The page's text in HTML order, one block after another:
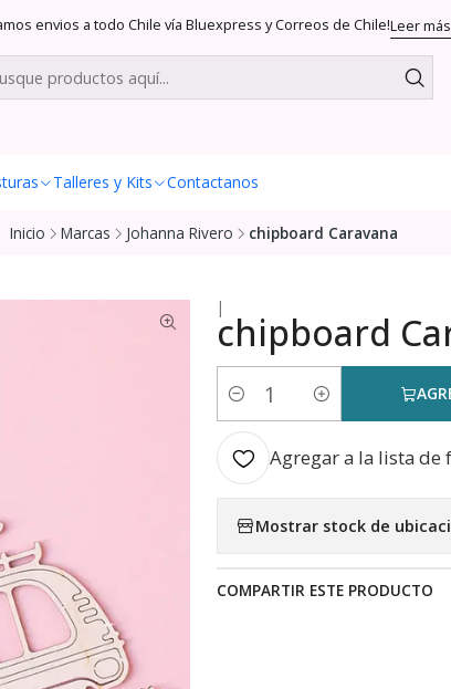
Talleres y Kits Contactanos
envios a todo Chile vía Bluexpress y Correos de Chile!Leer más
Inicio Marcas Johanna Rivero chipboard Caravana
|
chipboard
Cantidad
Agregar a la lista de
Mostrar stock de
COMPARTIR ESTE PRODUCTO